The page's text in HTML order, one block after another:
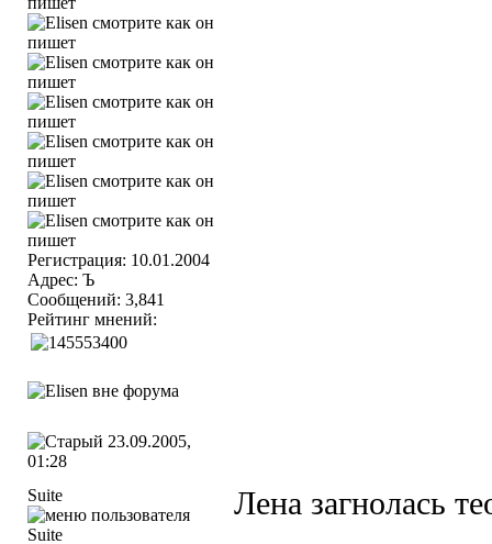
Регистрация: 10.01.2004
Адрес: Ъ
Сообщений: 3,841
Рейтинг мнений:
23.09.2005,
01:28
Suite
Лена загнолась